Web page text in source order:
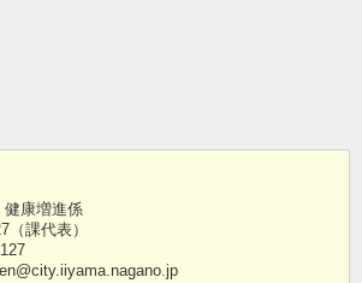
康増進係
（課代表）